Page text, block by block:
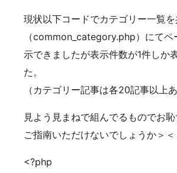
現状以下コードでカテゴリー一覧
（common_category.php）にてペ
示できましたが表示件数が1件しか
た。
（カテゴリー記事は各20記事以上
見よう見まねで組んでるものでお
ご指南いただけないでしょうか＞＜
<?php